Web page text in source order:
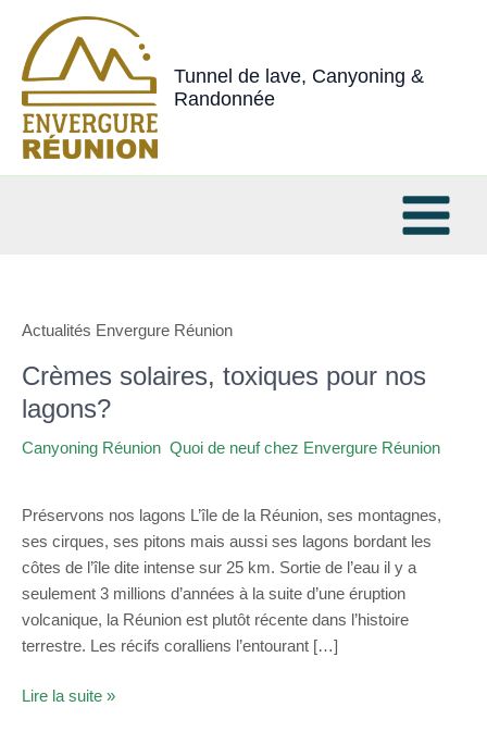
contenu
Tunnel de lave, Canyoning &
Randonnée
Actualités Envergure Réunion
Crèmes solaires, toxiques pour nos
lagons?
Canyoning Réunion Quoi de neuf chez Envergure Réunion
Préservons nos lagons L’île de la Réunion, ses montagnes,
ses cirques, ses pitons mais aussi ses lagons bordant les
côtes de l’île dite intense sur 25 km. Sortie de l’eau il y a
seulement 3 millions d’années à la suite d’une éruption
volcanique, la Réunion est plutôt récente dans l’histoire
terrestre. Les récifs coralliens l’entourant […]
Crèmes
solaires,
toxiques
pour
Lire la suite »